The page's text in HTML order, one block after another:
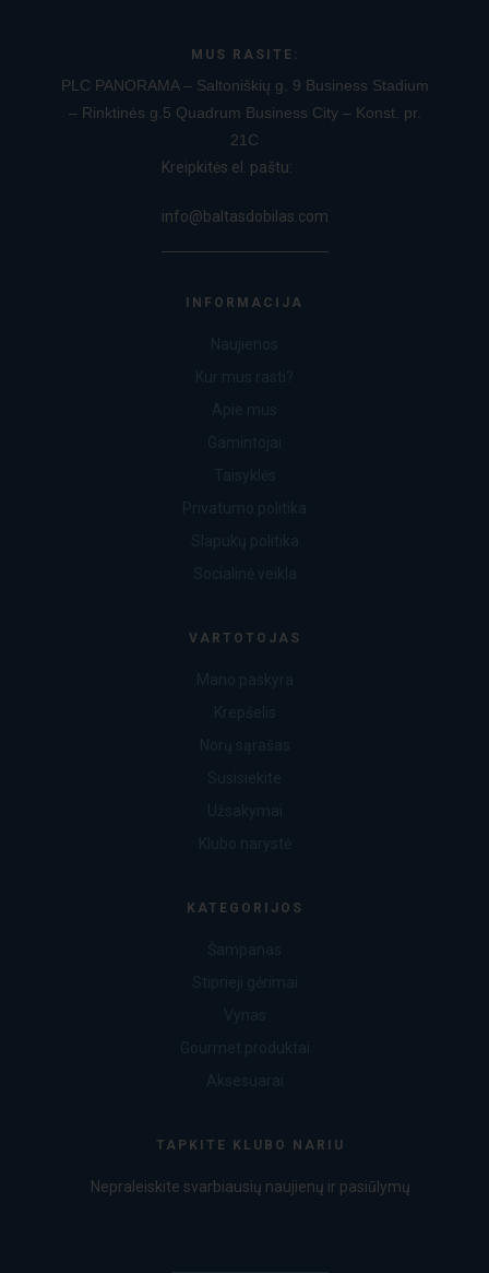
MUS RASITE:
PLC PANORAMA – Saltoniškių g. 9 Business Stadium
– Rinktinės g.5 Quadrum Business City – Konst. pr.
21C
Kreipkitės el. paštu:
info@baltasdobilas.com
INFORMACIJA
VARTOTOJAS
KATEGORIJOS
TAPKITE KLUBO NARIU
Nepraleiskite svarbiausių naujienų ir pasiūlymų